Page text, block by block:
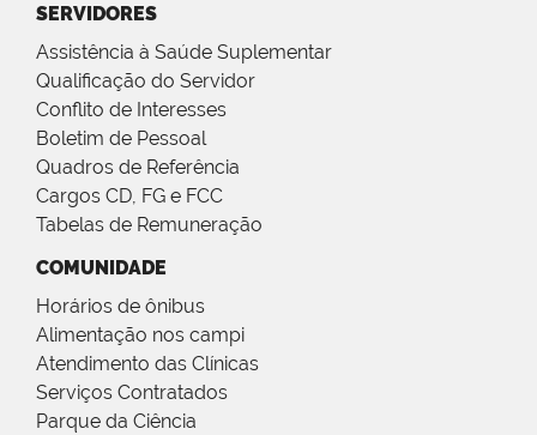
SERVIDORES
Assistência à Saúde Suplementar
Qualificação do Servidor
Conflito de Interesses
Boletim de Pessoal
Quadros de Referência
Cargos CD, FG e FCC
Tabelas de Remuneração
COMUNIDADE
Horários de ônibus
Alimentação nos campi
Atendimento das Clínicas
Serviços Contratados
Parque da Ciência